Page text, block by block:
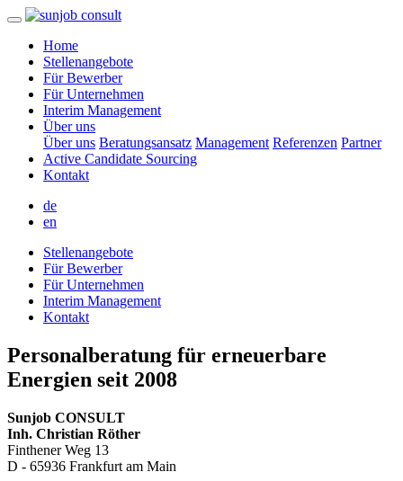
Home
Stellenangebote
Für Bewerber
Für Unternehmen
Interim Management
Über uns
Über uns Beratungsansatz Management Referenzen Partner
Active Candidate Sourcing
Kontakt
de
en
Stellenangebote
Für Bewerber
Für Unternehmen
Interim Management
Kontakt
Personalberatung für erneuerbare
Energien seit 2008
Sunjob CONSULT
Inh. Christian Röther
Finthener Weg 13
D - 65936 Frankfurt am Main